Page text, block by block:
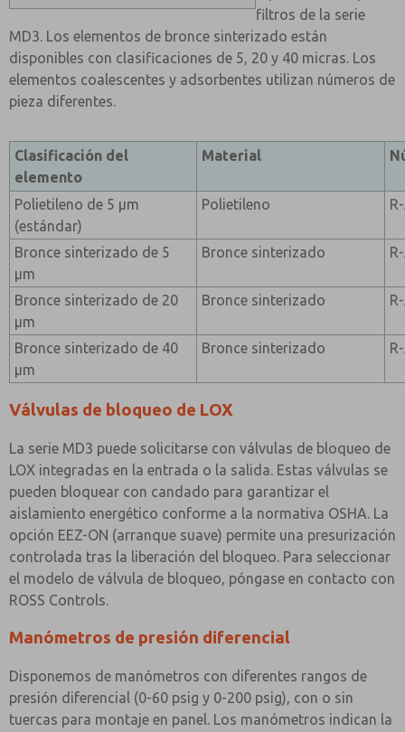
filtros de la serie
MD3. Los elementos de bronce sinterizado están
disponibles con clasificaciones de 5, 20 y 40 micras. Los
elementos coalescentes y adsorbentes utilizan números de
pieza diferentes.
Clasificación del
elemento
Material
Polietileno de 5 µm
(estándar)
Polietileno
Bronce sinterizado de 5
µm
Bronce sinterizado
Bronce sinterizado de 20
µm
Bronce sinterizado
Bronce sinterizado de 40
µm
Bronce sinterizado
Válvulas de bloqueo de LOX
La serie MD3 puede solicitarse con válvulas de bloqueo de
LOX integradas en la entrada o la salida. Estas válvulas se
pueden bloquear con candado para garantizar el
aislamiento energético conforme a la normativa OSHA. La
opción EEZ-ON (arranque suave) permite una presurización
controlada tras la liberación del bloqueo. Para seleccionar
el modelo de válvula de bloqueo, póngase en contacto con
ROSS Controls.
Manómetros de presión diferencial
Disponemos de manómetros con diferentes rangos de
presión diferencial (0-60 psig y 0-200 psig), con o sin
tuercas para montaje en panel. Los manómetros indican la